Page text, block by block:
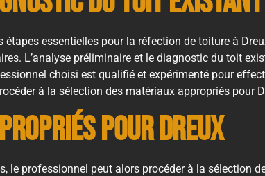
essentielles pour la réfection de toiture à
L’analyse préliminaire et le diagnostic du toit
choisi est qualifié et expérimenté pour
à la sélection des matériaux appropriés pour
pour Dreux
le professionnel peut alors procéder à la sélection